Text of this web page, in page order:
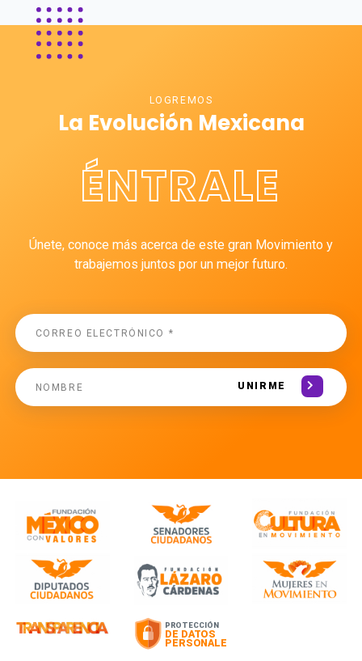
LOGREMOS
La Evolución Mexicana
ÉNTRALE
Únete, conoce más acerca de este gran Movimiento y
trabajemos juntos por un mejor futuro.
UNIRME